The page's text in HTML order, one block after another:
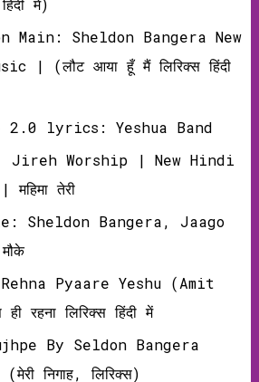
में)
Main: Sheldon Bangera New
| (लौट आया हूँ मैं लिरिक्‍स हिंदी
2.0 lyrics: Yeshua Band
Jireh Worship | New Hindi
तेरी
Sheldon Bangera, Jaago
Pyaare Yeshu (Amit
रहना लिरिक्‍स हिंदी में
By Seldon Bangera
निगाह, लिरिक्‍स)